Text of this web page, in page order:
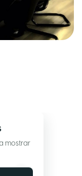
mostrar